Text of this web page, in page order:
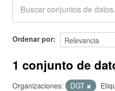
Ordenar por
1 conjunto de
Organizaciones: DGT